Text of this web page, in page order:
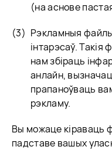
(на аснове
Рэкламныя
інтарэсаў.
нам збіраць
анлайн,
прапаноўваць
рэкламу.
Вы можаце кіраваць
падставе вашых